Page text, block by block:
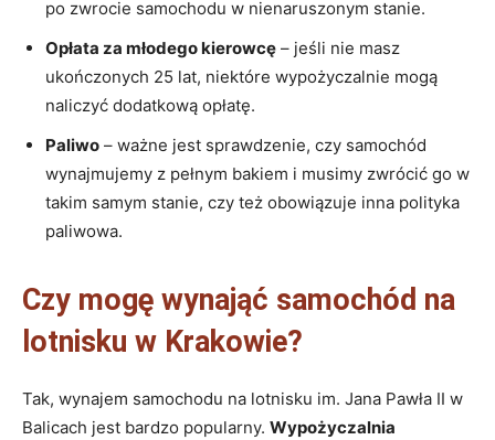
po zwrocie samochodu w nienaruszonym stanie.
Opłata za młodego kierowcę – jeśli nie masz
ukończonych 25 lat, niektóre wypożyczalnie mogą
naliczyć dodatkową opłatę.
Paliwo – ważne jest sprawdzenie, czy samochód
wynajmujemy z pełnym bakiem i musimy zwrócić go w
takim samym stanie, czy też obowiązuje inna polityka
paliwowa.
Czy mogę wynająć samochód na
lotnisku w Krakowie?
Tak, wynajem samochodu na lotnisku im. Jana Pawła II w
Balicach jest bardzo popularny. Wypożyczalnia